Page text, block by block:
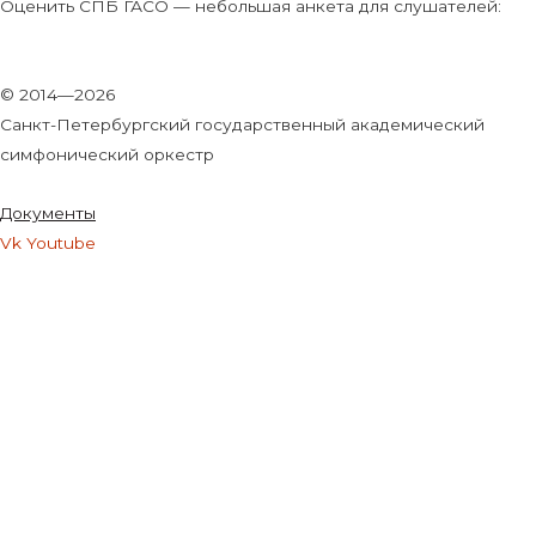
Оценить СПБ ГАСО — небольшая анкета для слушателей:
© 2014—2026
Санкт-Петербургский государственный академический
симфонический оркестр
Документы
Vk Youtube